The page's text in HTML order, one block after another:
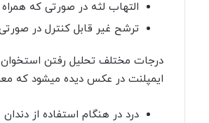
التهاب لثه در صورتی که
ترشح غیر قابل کنترل در
درجات مختلف تحلیل رفتن
ایمپلنت در عکس دیده میشود که
درد در هنگام استفاده از دندان